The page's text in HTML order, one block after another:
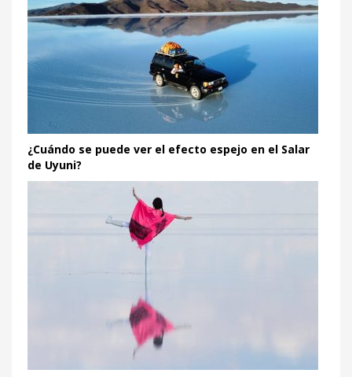
¿Cuándo se puede ver el efecto espejo en el Salar
de Uyuni?